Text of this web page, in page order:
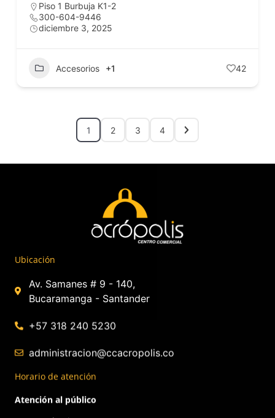
Piso 1 Burbuja K1-2
300-604-9446
diciembre 3, 2025
Accesorios +1 42
1 2 3 4
Ubicación
Av. Samanes # 9 - 140,
Bucaramanga - Santander
+57 318 240 5230
administracion@ccacropolis.co
Horario de atención
Atención al público